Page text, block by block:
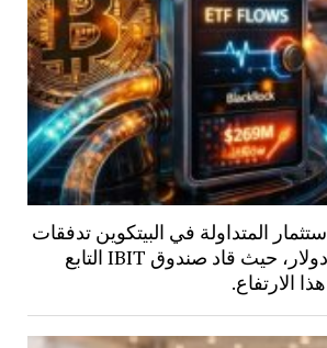
المتداولة في البيتكوين تدفقات
بقيمة 358 مليون دولار، حيث قاد صندوق IBIT التابع
الارتفاع.